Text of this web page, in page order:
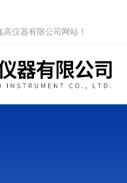
仪器有限公司网站！